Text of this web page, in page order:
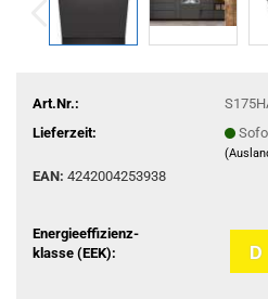
Art.Nr.:
Lieferzeit:
EAN: 4242004253938
Energieeffizienz-
klasse (EEK):
D